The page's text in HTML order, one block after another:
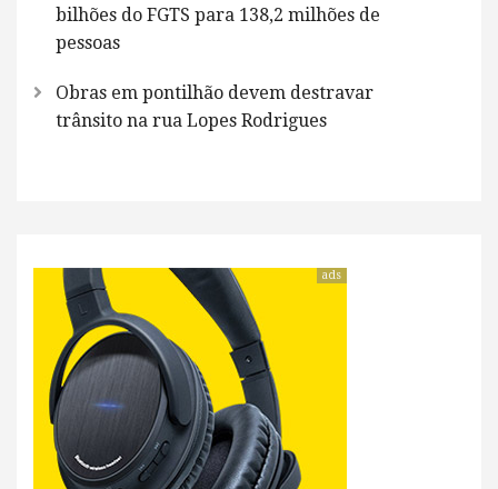
bilhões do FGTS para 138,2 milhões de
pessoas
Obras em pontilhão devem destravar
trânsito na rua Lopes Rodrigues
ads